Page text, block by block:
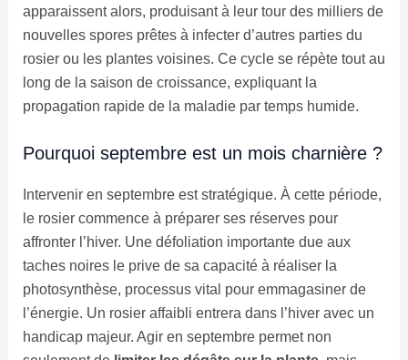
apparaissent alors, produisant à leur tour des milliers de
nouvelles spores prêtes à infecter d’autres parties du
rosier ou les plantes voisines. Ce cycle se répète tout au
long de la saison de croissance, expliquant la
propagation rapide de la maladie par temps humide.
Pourquoi septembre est un mois charnière ?
Intervenir en septembre est stratégique. À cette période,
le rosier commence à préparer ses réserves pour
affronter l’hiver. Une défoliation importante due aux
taches noires le prive de sa capacité à réaliser la
photosynthèse, processus vital pour emmagasiner de
l’énergie. Un rosier affaibli entrera dans l’hiver avec un
handicap majeur. Agir en septembre permet non